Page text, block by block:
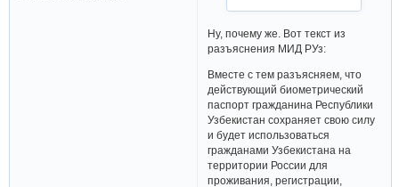
Ну, почему же. Вот текст из
разъяснения МИД РУз:
Вместе с тем разъясняем, что
действующий биометрический
паспорт гражданина Республики
Узбекистан сохраняет свою силу
и будет использоваться
гражданами Узбекистана на
территории России для
проживания, регистрации,